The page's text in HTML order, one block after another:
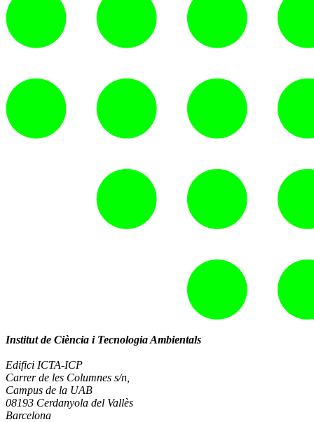
Institut de Ciència i Tecnologia Ambientals
Edifici ICTA-ICP
Carrer de les Columnes s/n,
Campus de la UAB
08193 Cerdanyola del Vallès
Barcelona